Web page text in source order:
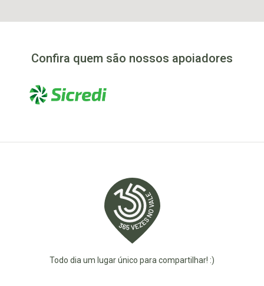
Confira quem são nossos apoiadores
Todo dia um lugar único para compartilhar! :)